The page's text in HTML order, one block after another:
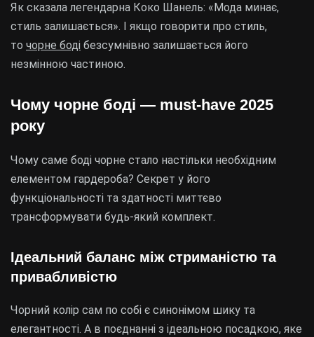
Як сказала легендарна Коко Шанель: «Мода минає,
стиль залишається». І якщо говорити про стиль,
то чорне боді безсумнівно залишається його
незмінною частиною.
Чому чорне боді — must-have 2025
року
Чому саме боді чорне стало настільки необхідним
елементом гардероба? Секрет у його
функціональності та здатності миттєво
трансформувати будь-який комплект.
Ідеальний баланс між стриманістю та
привабливістю
Чорний колір сам по собі є синонімом шику та
елегантності. А в поєднанні з ідеальною посадкою, яке